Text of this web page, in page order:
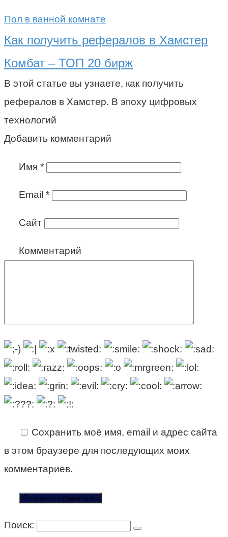
Пол в ванной комнате
Как получить рефералов в Хамстер
Комбат – ТОП 20 бирж
В этой статье вы узнаете, как получить
рефералов в Хамстер. В эпоху цифровых
технологий
Добавить комментарий
Имя *
Email *
Сайт
Комментарий
Сохранить моё имя, email и адрес сайта
в этом браузере для последующих моих
комментариев.
Поиск: